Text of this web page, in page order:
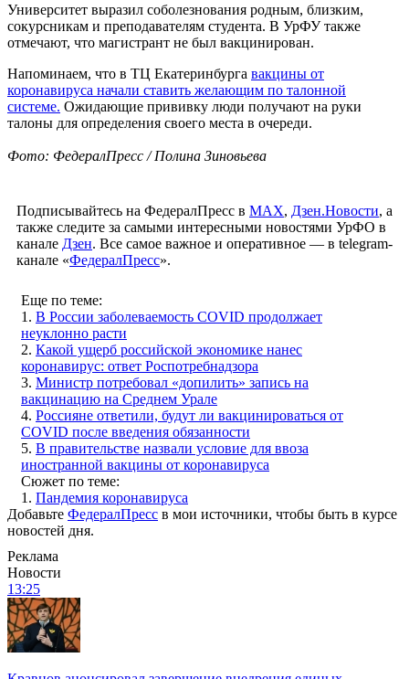
Университет выразил соболезнования родным, близким,
сокурсникам и преподавателям студента. В УрФУ также
отмечают, что магистрант не был вакцинирован.
Напоминаем, что в ТЦ Екатеринбурга вакцины от
коронавируса начали ставить желающим по талонной
системе. Ожидающие прививку люди получают на руки
талоны для определения своего места в очереди.
Фото: ФедералПресс / Полина Зиновьева
Подписывайтесь на ФедералПресс в МАХ, Дзен.Новости, а
также следите за самыми интересными новостями УрФО в
канале Дзен. Все самое важное и оперативное — в telegram-
канале «ФедералПресс».
Еще по теме:
1. В России заболеваемость COVID продолжает
неуклонно расти
2. Какой ущерб российской экономике нанес
коронавирус: ответ Роспотребнадзора
3. Министр потребовал «допилить» запись на
вакцинацию на Среднем Урале
4. Россияне ответили, будут ли вакцинироваться от
COVID после введения обязанности
5. В правительстве назвали условие для ввоза
иностранной вакцины от коронавируса
Сюжет по теме:
1. Пандемия коронавируса
Добавьте ФедералПресс в мои источники, чтобы быть в курсе
новостей дня.
Реклама
Новости
13:25